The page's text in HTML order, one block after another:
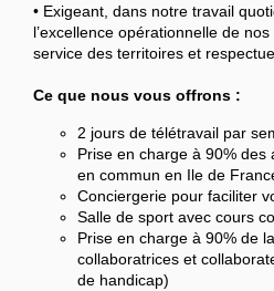
• Exigeant, dans notre travail
l’excellence opérationnelle de
service des territoires et
Ce que nous vous offrons :
2 jours de télétravail par
Prise en charge à 90%
en commun en Ile de
Conciergerie pour faciliter
Salle de sport avec cours
Prise en charge à 90% de
collaboratrices et
de handicap)